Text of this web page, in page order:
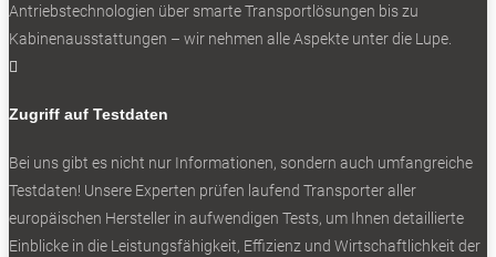
BELIEBTE NEWS
BELIEBTE TESTS
Antriebstechnologien über smarte Transportlösungen bis zu
Kabinenausstattungen – wir nehmen alle Aspekte unter die Lupe.

Zugriff auf Testdaten
Bei uns gibt es nicht nur Informationen, sondern auch umfangreiche
Testdaten! Unsere Experten prüfen laufend Transporter aller
europäischen Hersteller in aufwendigen Tests, um Ihnen detaillierte
Einblicke in die Leistungsfähigkeit, Effizienz und Wirtschaftlichkeit der